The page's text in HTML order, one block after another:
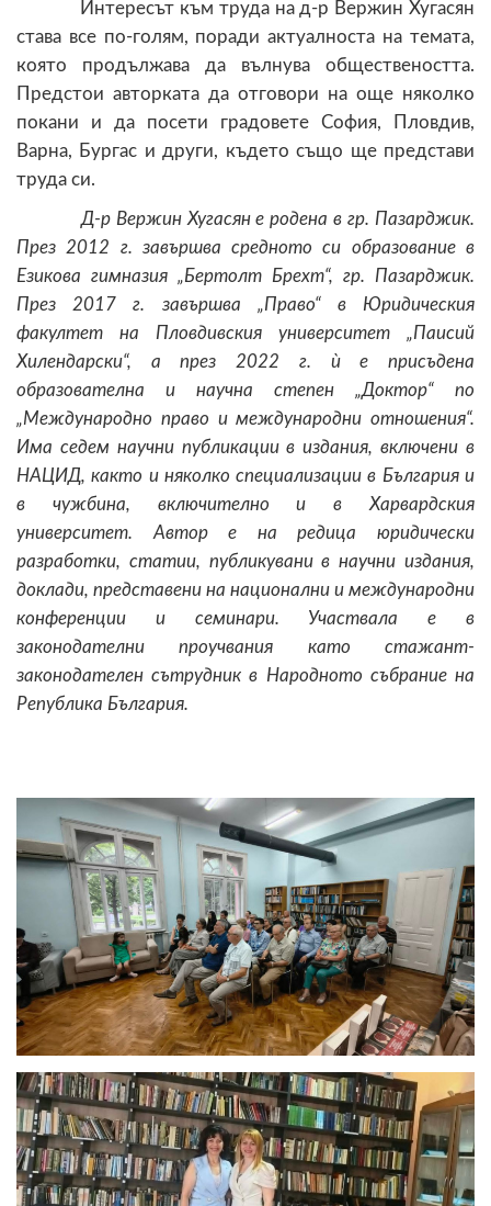
Интересът към труда на д-р Вержин Хугасян
става все по-голям, поради актуалноста на темата,
която продължава да вълнува обществеността.
Предстои авторката да отговори на още няколко
покани и да посети градовете София, Пловдив,
Варна, Бургас и други, където също ще представи
труда си.
Д-р Вержин Хугасян е родена в гр. Пазарджик.
През 2012 г. завършва средното си образование в
Езикова гимназия „Бертолт Брехт“, гр. Пазарджик.
През 2017 г. завършва „Право“ в Юридическия
факултет на Пловдивския университет „Паисий
Хилендарски“, а през 2022 г. ѝ е присъдена
образователна и научна степен „Доктор“ по
„Международно право и международни отношения“.
Има седем научни публикации в издания, включени в
НАЦИД, както и няколко специализации в България и
в чужбина, включително и в Харвардския
университет. Автор е на редица юридически
разработки, статии, публикувани в научни издания,
доклади, представени на национални и международни
конференции и семинари. Участвала е в
законодателни проучвания като стажант-
законодателен сътрудник в Народното събрание на
Република България.